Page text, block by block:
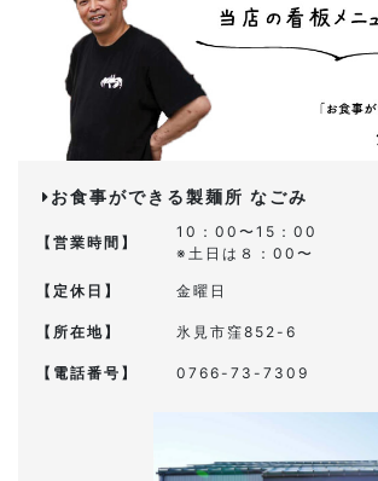
お食事ができる製麺所 なごみ
【営業時間】
10：00〜15：00
※土日は８：00〜
【定休日】 金曜日
【所在地】 氷見市窪852-6
【電話番号】 0766-73-7309